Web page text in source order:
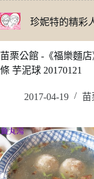
至
要
內
珍妮特的精彩
苗栗公館 -《福樂麵
條 芋泥球 20170121
2017-04-19 苗